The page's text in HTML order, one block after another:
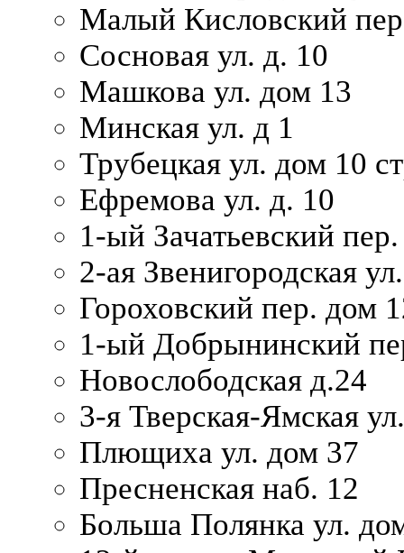
Малый Кисловский
Сосновая ул. д. 10
Машкова ул. дом 13
Минская ул. д 1
Трубецкая ул. дом 10
Ефремова ул. д. 10
1-ый Зачатьевский
2-ая Звенигородская
Гороховский пер. дом
1-ый Добрынинский
Новослободская д.24
3-я Тверская-Ямская
Плющиха ул. дом 37
Пресненская наб. 12
Больша Полянка ул.